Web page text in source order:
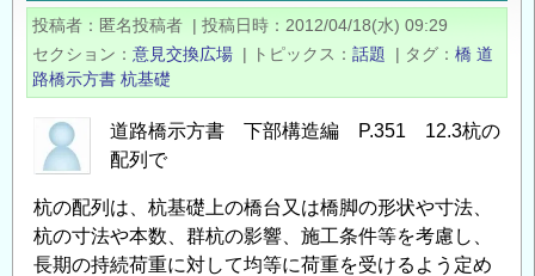
敷
ル
タ
ル
の
投稿者 匿名投稿者 | 投稿日時
2012/04/18(水) 09:29
セクション
意見交換広場 | トピックス 話題 | タグ 橋 道
路橋示方書 杭基礎
道路橋示方書 下部構造編 P.351 12.3杭の
配列で
杭の配列は、杭基礎上の橋台又は橋脚の形状や寸法、
杭の寸法や本数、群杭の影響、施工条件等を考慮し、
長期の持続荷重に対して均等に荷重を受けるよう定め